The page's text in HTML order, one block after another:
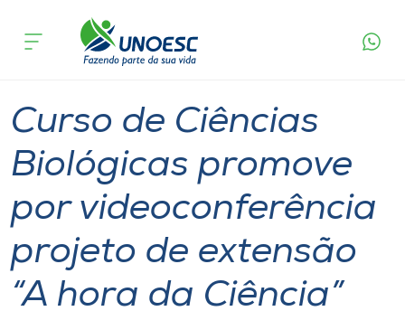
Cursos
Pesquisa
Atendimento ao Estudante
Portal de Ensino
acontece
Ciência”
Curso de Ciências
Biológicas promove
por videoconferência
projeto de extensão
“A hora da Ciência”